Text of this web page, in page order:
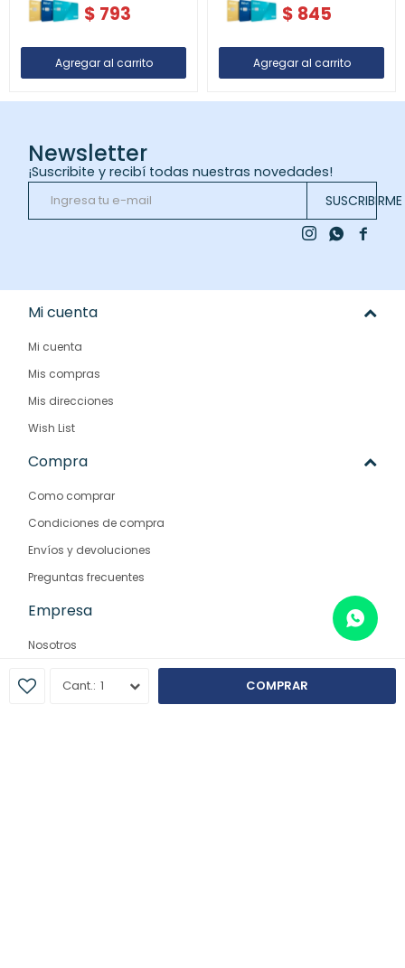
1 COMPRAR
$ 793
$ 845
Newsletter
¡Suscribite y recibí todas nuestras novedades!
SUSCRIBIRME

 
Mi cuenta
Mi cuenta
Mis compras
Mis direcciones
Wish List
Compra
Como comprar
Condiciones de compra
Envíos y devoluciones
Preguntas frecuentes
Empresa
Nosotros